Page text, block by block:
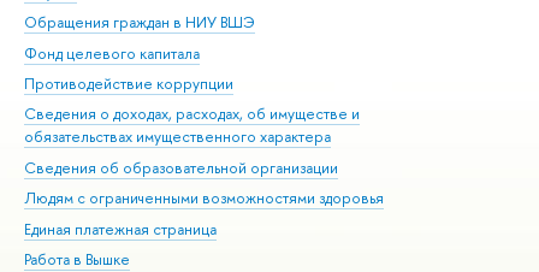
Обращения граждан в НИУ ВШЭ
Фонд целевого капитала
Противодействие коррупции
Сведения о доходах, расходах, об имуществе и
обязательствах имущественного характера
Сведения об образовательной организации
Людям с ограниченными возможностями здоровья
Единая платежная страница
Работа в Вышке